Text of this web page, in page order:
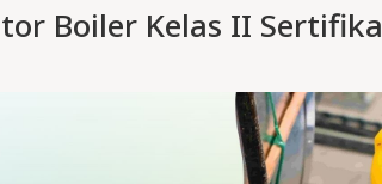
Boiler Kelas II